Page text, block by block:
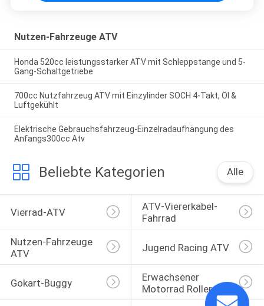
Nutzen-Fahrzeuge ATV
Honda 520cc leistungsstarker ATV mit Schleppstange und 5-
Gang-Schaltgetriebe
700cc Nutzfahrzeug ATV mit Einzylinder SOCH 4-Takt, Öl &
Luftgekühlt
Elektrische Gebrauchsfahrzeug-Einzelradaufhängung des
Anfangs300cc Atv
Beliebte Kategorien Alle
Vierrad-ATV
ATV-Viererkabel-
Fahrrad
Nutzen-Fahrzeuge
ATV
Jugend Racing ATV
Gokart-Buggy
Erwachsener
Motorrad Roller